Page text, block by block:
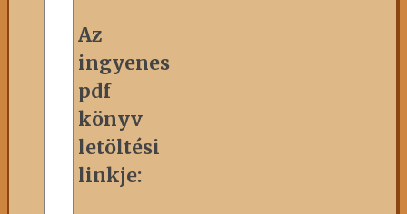
Az
ingyenes
pdf
könyv
letöltési
linkje: